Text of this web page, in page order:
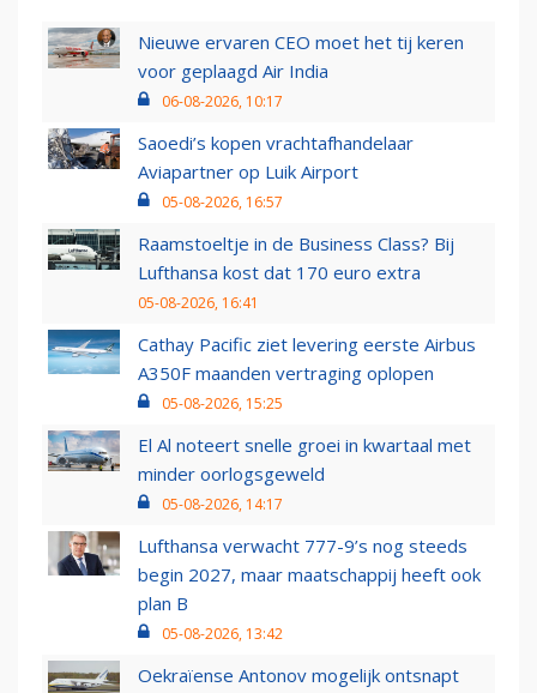
Nieuwe ervaren CEO moet het tij keren
voor geplaagd Air India
06-08-2026, 10:17
Saoedi’s kopen vrachtafhandelaar
Aviapartner op Luik Airport
05-08-2026, 16:57
Raamstoeltje in de Business Class? Bij
Lufthansa kost dat 170 euro extra
05-08-2026, 16:41
Cathay Pacific ziet levering eerste Airbus
A350F maanden vertraging oplopen
05-08-2026, 15:25
El Al noteert snelle groei in kwartaal met
minder oorlogsgeweld
05-08-2026, 14:17
Lufthansa verwacht 777-9’s nog steeds
begin 2027, maar maatschappij heeft ook
plan B
05-08-2026, 13:42
Oekraïense Antonov mogelijk ontsnapt